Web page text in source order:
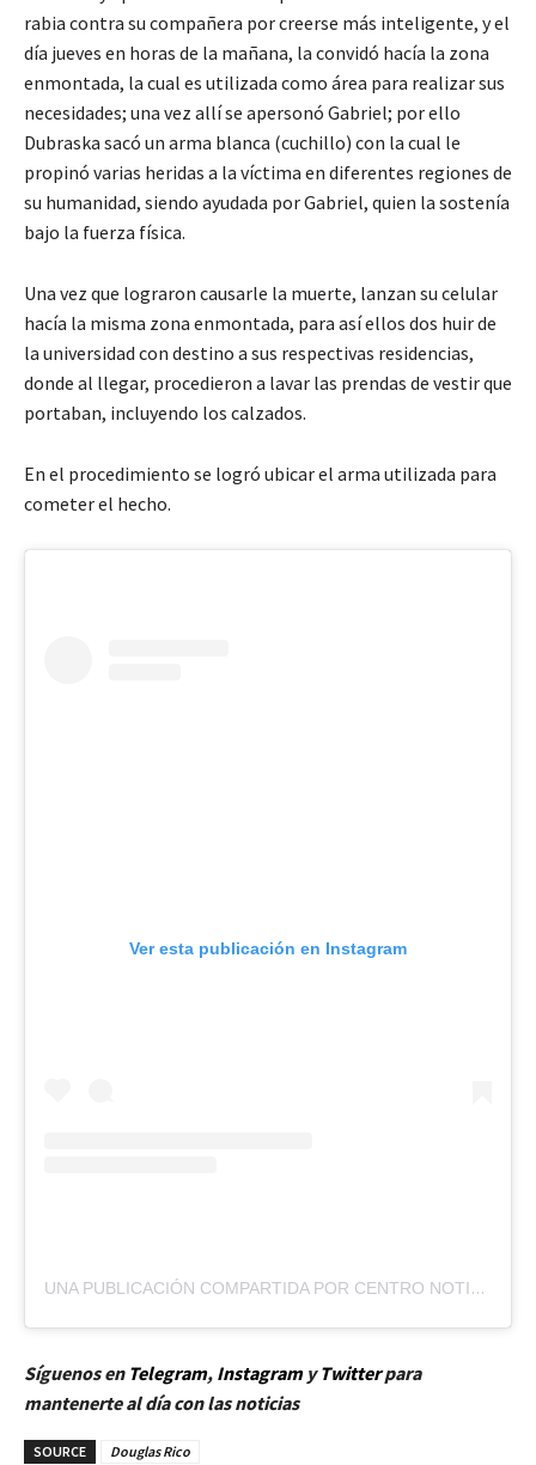
rabia contra su compañera por creerse más inteligente, y el
día jueves en horas de la mañana, la convidó hacía la zona
enmontada, la cual es utilizada como área para realizar sus
necesidades; una vez allí se apersonó Gabriel; por ello
Dubraska sacó un arma blanca (cuchillo) con la cual le
propinó varias heridas a la víctima en diferentes regiones de
su humanidad, siendo ayudada por Gabriel, quien la sostenía
bajo la fuerza física.
Una vez que lograron causarle la muerte, lanzan su celular
hacía la misma zona enmontada, para así ellos dos huir de
la universidad con destino a sus respectivas residencias,
donde al llegar, procedieron a lavar las prendas de vestir que
portaban, incluyendo los calzados.
En el procedimiento se logró ubicar el arma utilizada para
cometer el hecho.
Ver esta publicación en Instagram
UNA PUBLICACIÓN COMPARTIDA POR CENTRO NOTICIAS VENEZUELA (@CENTRONOTICIASVZLA)
Síguenos en Telegram, InstagramyTwitterpara
mantenerte al día con las noticias
SOURCE
Douglas Rico